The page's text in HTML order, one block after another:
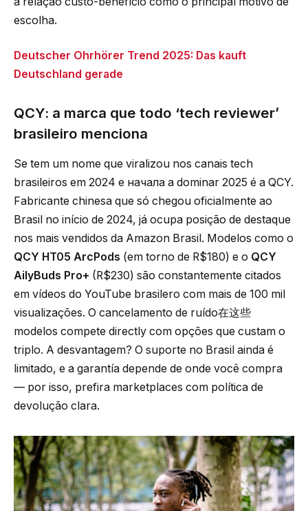
escolha.
Deutscher Ohrhörer Trend 2025: Das kauft
Deutschland gerade
QCY: a marca que todo ‘tech reviewer’
brasileiro menciona
Se tem um nome que viralizou nos canais tech
brasileiros em 2024 e начала a dominar 2025 é a QCY.
Fabricante chinesa que só chegou oficialmente ao
Brasil no início de 2024, já ocupa posição de destaque
nos mais vendidos da Amazon Brasil. Modelos como o
QCY HT05 ArcPods (em torno de R$180) e o QCY
AilyBuds Pro+ (R$230) são constantemente citados
em vídeos do YouTube brasilero com mais de 100 mil
visualizações. O cancelamento de ruído在这些
modelos compete directly com opções que custam o
triplo. A desvantagem? O suporte no Brasil ainda é
limitado, e a garantía depende de onde você compra
— por isso, prefira marketplaces com política de
devolução clara.